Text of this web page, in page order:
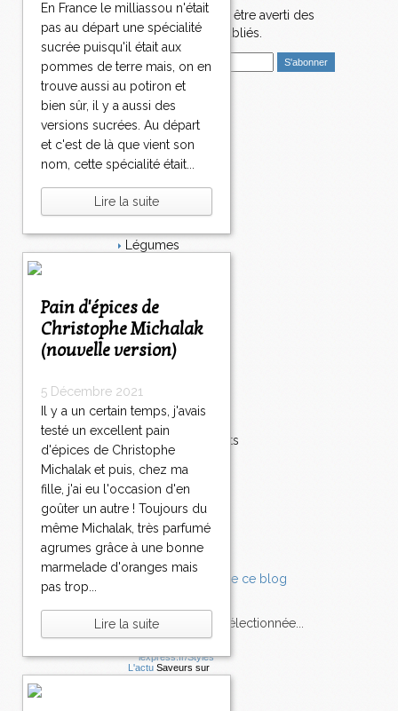
En France le milliassou n'était
pas au départ une spécialité
sucrée puisqu'il était aux
pommes de terre mais, on en
trouve aussi au potiron et
bien sûr, il y a aussi des
versions sucrées. Au départ
et c'est de là que vient son
nom, cette spécialité était...
Lire la suite
Pain d'épices de
Christophe Michalak
(nouvelle version)
5 Décembre 2021
Il y a un certain temps, j'avais
testé un excellent pain
d'épices de Christophe
Michalak et puis, chez ma
fille, j'ai eu l'occasion d'en
goûter un autre ! Toujours du
même Michalak, très parfumé
agrumes grâce à une bonne
marmelade d'oranges mais
pas trop...
Lire la suite
Abonnez-vous pour être averti des
nouveaux articles publiés.
E
a
i
l
Catégories
Dessert
Bavardages
Entrée
Légumes
Italie
Viande
Tarte
Épices
Soupe
Fêtes
Poisson
Accompagnements
Champignons
Chocolat
Pâtes
Tomates
Balade
L'Express style m'a sélectionnée...
L'actu Saveurs sur
lexpress.fr/Styles